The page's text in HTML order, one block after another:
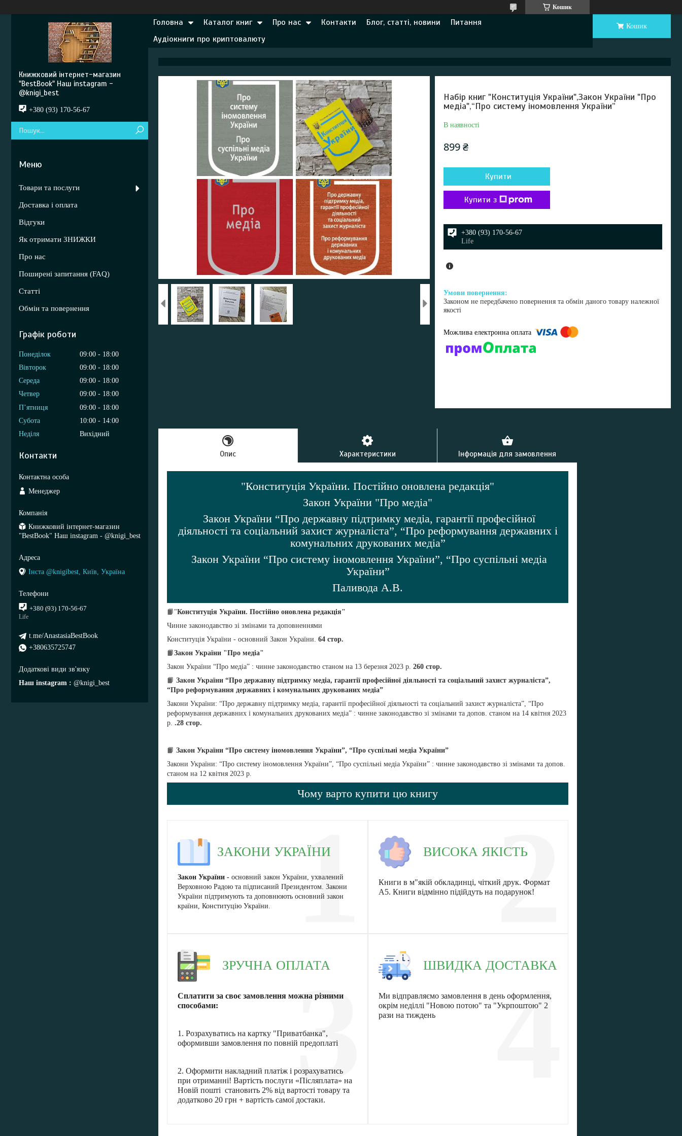
Кошик
Головна Каталог книг Про нас Контакти Блог, статті, новини
Питання
Аудіокниги про криптовалюту
Кошик
Набір книг "Конституція України",Закон України "Про
медіа",“Про систему іномовлення України”
В наявності
899 ₴
Купити
Купити з
+380 (93) 170-56-67
Life
Законом не передбачено повернення та обмін даного товару належної
якості
Опис Характеристики Інформація для замовлення
"Конституція України. Постійно оновлена редакція"
Закон України "Про медіа"
Закон України “Про державну підтримку медіа, гарантії професійної
діяльності та соціальний захист журналіста”, “Про реформування державних і
комунальних друкованих медіа”
Закон України “Про систему іномовлення України”, “Про суспільні медіа
України”
Паливода А.В.
📙"Конституція України. Постійно оновлена редакція"
Чинне законодавство зі змінами та доповненнями
Конституція України - основний Закон України. 64 стор.
📙Закон України "Про медіа"
Закон України “Про медіа” : чинне законодавство станом на 13 березня 2023 р. 260 стор.
📙 Закон України “Про державну підтримку медіа, гарантії професійної діяльності та соціальний захист журналіста”,
“Про реформування державних і комунальних друкованих медіа”
Закони України: “Про державну підтримку медіа, гарантії професійної діяльності та соціальний захист журналіста”, “Про
реформування державних і комунальних друкованих медіа” : чинне законодавство зі змінами та допов. станом на 14 квітня 2023
р. .28 стор.
📙 Закон України “Про систему іномовлення України”, “Про суспільні медіа України”
Закони України: “Про систему іномовлення України”, “Про суспільні медіа України” : чинне законодавство зі змінами та допов.
станом на 12 квітня 2023 р.
Чому варто купити цю книгу
1
ЗАКОНИ УКРАЇНИ
Закон України - основний закон України, ухвалений
Верховною Радою та підписаний Президентом. Закони
України підтримують та доповнюють основний закон
країни, Конституцію України.
2
ВИСОКА ЯКІСТЬ
Книги в м"якій обкладинці, чіткий друк. Формат
А5. Книги відмінно підійдуть на подарунок!
3
ЗРУЧНА ОПЛАТА
Сплатити за своє замовлення можна різними
способами:
1. Розрахуватись на картку "Приватбанка",
оформивши замовлення по повній предоплаті
2. Оформити накладний платіж і розрахуватись
при отриманні! Вартість послуги «Післяплата» на
Новій пошті становить 2% від вартості товару та
додатково 20 грн + вартість самої достаки.
4
ШВИДКА ДОСТАВКА
Ми відправляємо замовлення в день оформлення,
окрім неділлі "Новою потою" та "Укрпоштою" 2
рази на тиждень
Книжковий інтернет-магазин
"BestBook" Наш instagram -
@knigi_best
+380 (93) 170-56-67
Товари та послуги
Доставка і оплата
Відгуки
Як отримати ЗНИЖКИ
Про нас
Поширені запитання (FAQ)
Статті
Обмін та повернення
Графік роботи
Понеділок 09:00
18:00
Вівторок
09:00
18:00
Середа
09:00
18:00
Четвер
09:00
18:00
Пʼятниця
09:00
18:00
Субота
10:00
14:00
Неділя
Вихідний
Контакти
Менеджер
Книжковий інтернет-магазин
"BestBook" Наш instagram - @knigi_best
Інста @knigibest, Київ, Україна
+380 (93) 170-56-67
Life
t.me/AnastasiaBestBook
+380635725747
Наш instagram @knigi_best